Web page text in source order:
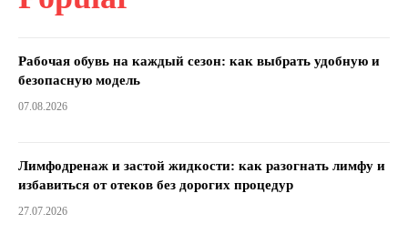
Рабочая обувь на каждый сезон: как выбрать удобную и
безопасную модель
07.08.2026
Лимфодренаж и застой жидкости: как разогнать лимфу и
избавиться от отеков без дорогих процедур
27.07.2026